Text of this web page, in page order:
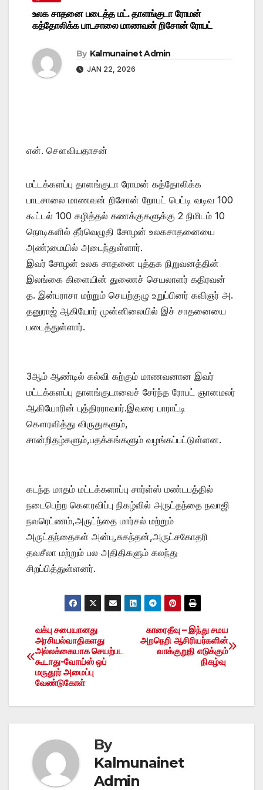
உலக சாதனை படைத்த மட். தாளங்குடா ரோமன்
கத்தோலிக்க பாடசாலை மாணவன் றிசோன் ரோபட்
By Kalmunainet Admin
JAN 22, 2026
என். சௌவியதாசன்
மட்டக்களப்பு தாளங்குடா ரோமன் கத்தோலிக்க
பாடசாலை மாணவன் றிசோன் றோபட் பெட்டி வடிவ 100
கூட்டல் 100 கழித்தல் கணக்குகளுக்கு 2 நிமிடம் 10
நொடிகளில் தீர்வெழுதி சோழன் உலகசாதனையை
அண்;மையில் அடைந்துள்ளார்.
இவர் சோழன் உலக சாதனை புத்தக நிறுவனத்தின்
இலங்கை கிளையின் துணைச் செயலாளர் கதிரவன்
த. இன்பராசா மற்றும் செயற்குழு உறுப்பினர் கவிஞர் அ.
தனுராஜ் ஆகியோர் முன்னிலையில் இச் சாதனையை
படைத்துள்ளார்.
3ஆம் ஆண்டில் கல்வி கற்கும் மாணவனான இவர்
மட்டக்களப்பு தாளங்குடாவைச் சேர்ந்த ரோபட் ஞானமலர்
ஆகியோரின் புத்திரராவார்.இவரை பாராட்டி
கௌரவித்து விருதுகளும்,
சான்றிதழ்களும்,பதக்கங்களும் வழங்கப்பட்டுள்ளன.
கடந்த மாதம் மட்டக்களாப்பு சார்ள்ஸ் மண்டபத்தில்
நடைபெற்ற கௌரவிப்பு நிகழ்வில் அருட்தந்தை நவாஜி
நவரெட்ணம்,அருட்ந்தை மார்சல் மற்றும்
அருட்தந்தைகள் அன்பு,சுகந்தன்,அருட்சகோதரி
தவசீலா மற்றும் பல அதிதிகளும் கலந்து
சிறப்பித்துள்ளனர்.
Post
navigation
காரைதீவு – இந்து சமய
அறநெறி ஆசிரியர்களின்
வாக்குறுதி எடுக்கும்
நிகழ்வு
வக்பு சபையானது
அரசியல்வாதிகளது
அல்லக்கையாக செயற்பட
கூடாது-வோய்ஸ் ஒப்
மருதூர் அமைப்பு
வேண்டுகோள்
By
Kalmunainet
Admin